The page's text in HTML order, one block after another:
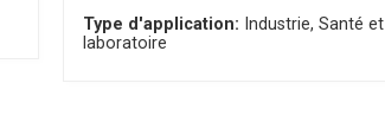
Type d'application: Industrie Santé et
laboratoire